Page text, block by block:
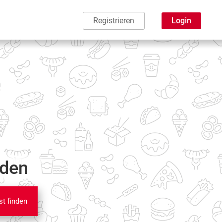
Registrieren Login
finden